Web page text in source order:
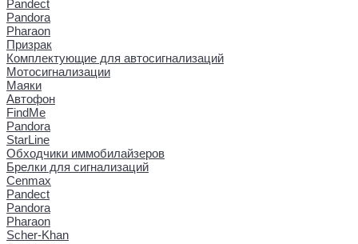
Pandect
Pandora
Pharaon
Призрак
Комплектующие для автосигнализаций
Мотосигнализации
Маяки
Автофон
FindMe
Pandora
StarLine
Обходчики иммобилайзеров
Брелки для сигнализаций
Cenmax
Pandect
Pandora
Pharaon
Scher-Khan